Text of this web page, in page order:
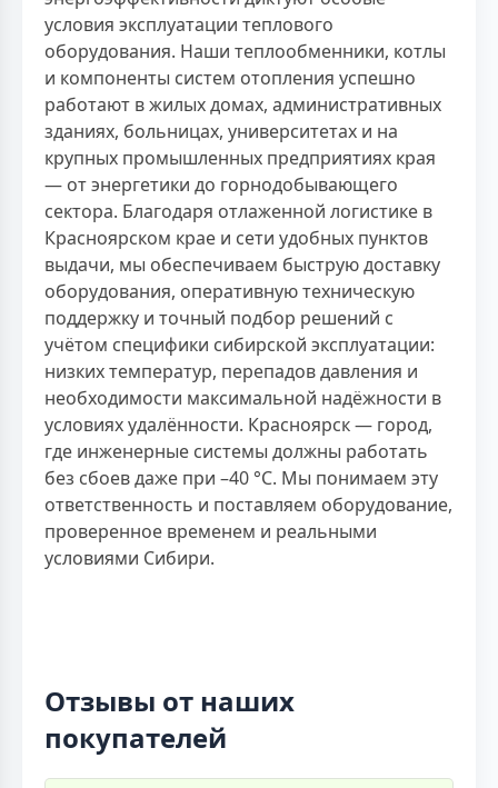
условия эксплуатации теплового
оборудования. Наши теплообменники, котлы
и компоненты систем отопления успешно
работают в жилых домах, административных
зданиях, больницах, университетах и на
крупных промышленных предприятиях края
— от энергетики до горнодобывающего
сектора. Благодаря отлаженной логистике в
Красноярском крае и сети удобных пунктов
выдачи, мы обеспечиваем быструю доставку
оборудования, оперативную техническую
поддержку и точный подбор решений с
учётом специфики сибирской эксплуатации:
низких температур, перепадов давления и
необходимости максимальной надёжности в
условиях удалённости. Красноярск — город,
где инженерные системы должны работать
без сбоев даже при –40 °C. Мы понимаем эту
ответственность и поставляем оборудование,
проверенное временем и реальными
условиями Сибири.
Отзывы от наших
покупателей